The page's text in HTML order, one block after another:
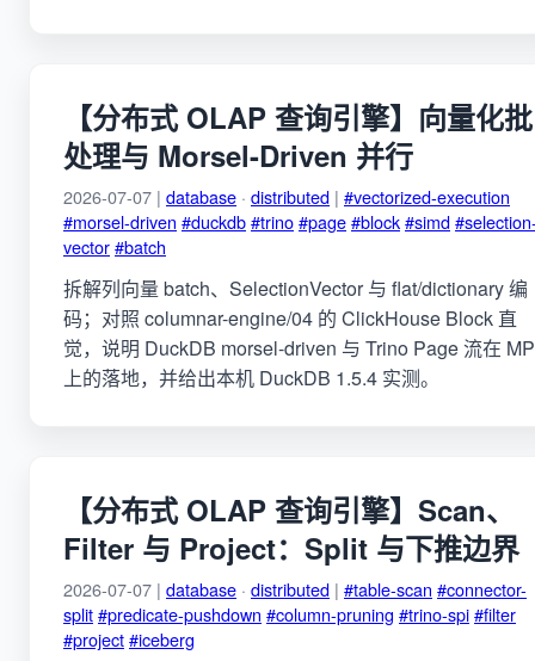
【分布式 OLAP 查询引擎】向量化批
处理与 Morsel-Driven 并行
2026-07-07 | database · distributed | #vectorized-execution
#morsel-driven #duckdb#trino#page#block#simd
vector#batch
拆解列向量 batch、SelectionVector 与 flat/dictionary 编
码；对照 columnar-engine/04 的 ClickHouse Block 直
觉，说明 DuckDB morsel-driven 与 Trino Page 流在
上的落地，并给出本机 DuckDB 1.5.4 实测。
【分布式 OLAP 查询引擎】Scan、
Filter 与 Project：Split 与下推边界
2026-07-07 | database · distributed | #table-scan #connector-
split#predicate-pushdown #column-pruning #trino-spi#filter
#project#iceberg